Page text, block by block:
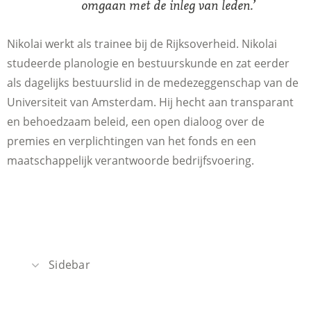
omgaan met de inleg van leden.’
Nikolai werkt als trainee bij de Rijksoverheid. Nikolai
studeerde planologie en bestuurskunde en zat eerder
als dagelijks bestuurslid in de medezeggenschap van de
Universiteit van Amsterdam. Hij hecht aan transparant
en behoedzaam beleid, een open dialoog over de
premies en verplichtingen van het fonds en een
maatschappelijk verantwoorde bedrijfsvoering.
Sidebar